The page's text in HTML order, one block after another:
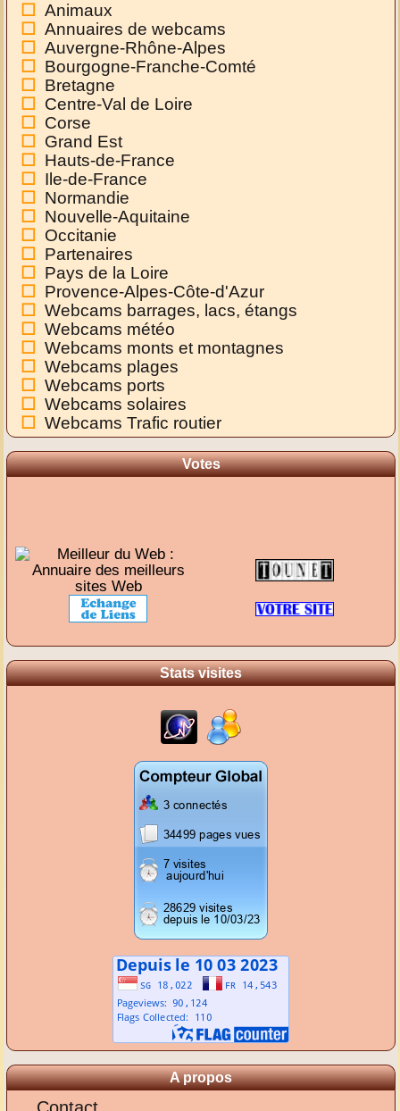
Animaux
Annuaires de webcams
Auvergne-Rhône-Alpes
Bourgogne-Franche-Comté
Bretagne
Centre-Val de Loire
Corse
Grand Est
Hauts-de-France
Ile-de-France
Normandie
Nouvelle-Aquitaine
Occitanie
Partenaires
Pays de la Loire
Provence-Alpes-Côte-d'Azur
Webcams barrages, lacs, étangs
Webcams météo
Webcams monts et montagnes
Webcams plages
Webcams ports
Webcams solaires
Webcams Trafic routier
Votes
Stats visites
A propos